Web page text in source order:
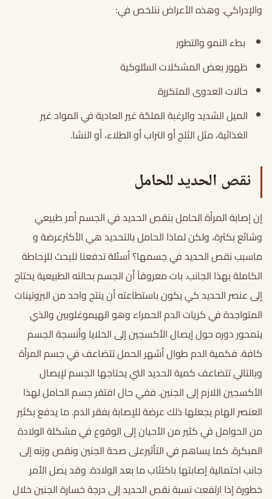
والإدراكي. وهذه الأعراض ننلخص في:
بطء النمو والتطور
ظهور بعض المشكلات السُّلوكية
حالات العدوى المتكررة
الميل الشديد والرغبة الملحّة غير العادية في المواد غير
الغذائية، مثل الثلج أو التراب أو الطلاء، أو النشا.
نقص الحديد للحامل
إن إصابة المرأة الحامل بنقص الحديد في الجسم أمر طبيعي
وشائع بكثرة، ولكن لماذا الحامل بالتحديد هي الأكثرعرضة و
ماسبب نقص الحديدفي جسمها؟ أسئلة تدفعنا للبحث للإحاطة
الكاملة بهذا الجانب. بات معروفاً أن الجسم بحالته الطبيعية يحتاج
إلى عنصر الحديد كي يكون باستطاعته أن ينتج واحد من البروتينات
المتواجدة في كريات الدم الحمراء وهو الهيموغلوبين والذي
يتمحور دوره حول إيصال الأكسجين إلى الخلايا وأنسجة الجسم
كافة. فكمية الدم طوال أشهر الحمل تتضاعف في جسم المرأة
وبالتالي تتضاعف كمية الحديد التي يحتاجها الجسم لإيصال
الأكسجين اللازم إلى الجنين. ففي حال افتقر جسم الحامل لهذا
العنصر الهام يجعلها ذلك عرضة للإصابة بفقر الدم. ما يدفع بكثير
من الحوامل في كثير من الأحيان إلى الوقوع في مشكلة الولادة
المبكرة. كما يساهم في التأثيرعلى صحة الجنين ونقص وزنه إلى
جانب احتمالية إصابتها باكتئاب ما بعد الولادة. وقد يصل الأمر
خطورة إذا ارتفعت نسبة نقص الحديد إلى درجة خسارة الجنين خلال